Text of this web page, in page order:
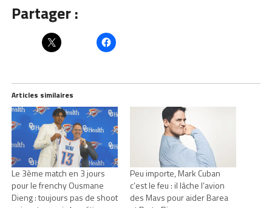
Partager :
Articles similaires
Le 3ème match en 3 jours
pour le frenchy Ousmane
Dieng : toujours pas de shoot
Peu importe, Mark Cuban
c’est le feu : il lâche l’avion
des Mavs pour aider Barea